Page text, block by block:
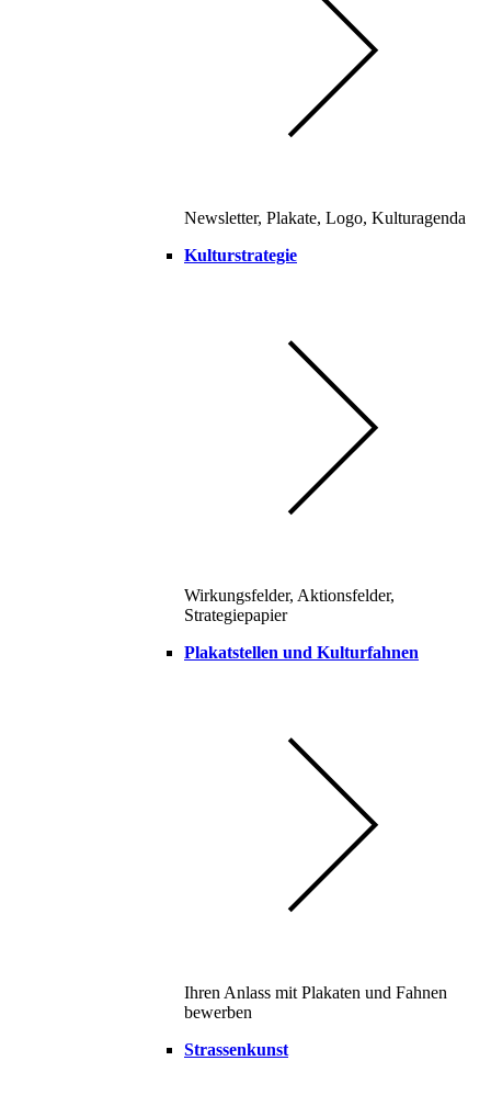
Newsletter, Plakate, Logo, Kulturagenda
Kulturstrategie
Wirkungsfelder, Aktionsfelder,
Strategiepapier
Plakatstellen und Kulturfahnen
Ihren Anlass mit Plakaten und Fahnen
bewerben
Strassenkunst